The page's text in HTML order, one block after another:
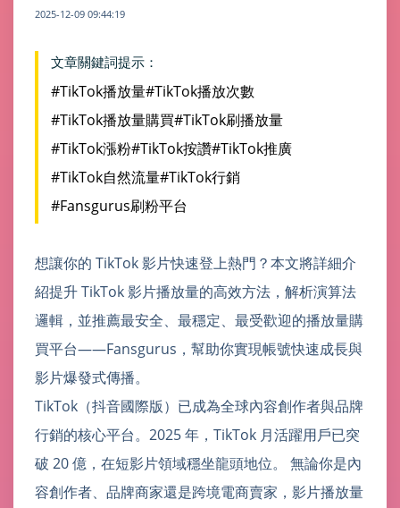
2025-12-09 09:44:19
文章關鍵詞提示：
#TikTok播放量#TikTok播放次數
#TikTok播放量購買#TikTok刷播放量
#TikTok漲粉#TikTok按讚#TikTok推廣
#TikTok自然流量#TikTok行銷
#Fansgurus刷粉平台
想讓你的 TikTok 影片快速登上熱門？本文將詳細介
紹提升 TikTok 影片播放量的高效方法，解析演算法
邏輯，並推薦最安全、最穩定、最受歡迎的播放量購
買平台——Fansgurus，幫助你實現帳號快速成長與
影片爆發式傳播。
TikTok（抖音國際版）已成為全球內容創作者與品牌
行銷的核心平台。2025 年，TikTok 月活躍用戶已突
破 20 億，在短影片領域穩坐龍頭地位。 無論你是內
容創作者、品牌商家還是跨境電商賣家，影片播放量